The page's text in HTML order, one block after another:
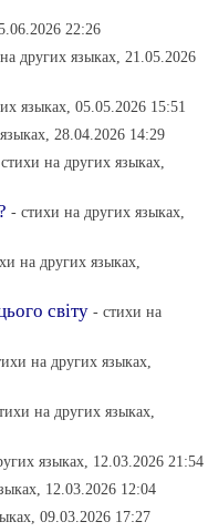
22:26
других языках, 21.05.2026
языках, 05.05.2026 15:51
28.04.2026 14:29
на других языках,
- стихи на других языках,
на других языках,
свiту - стихи на
на других языках,
на других языках,
языках, 12.03.2026 21:54
12.03.2026 12:04
09.03.2026 17:27